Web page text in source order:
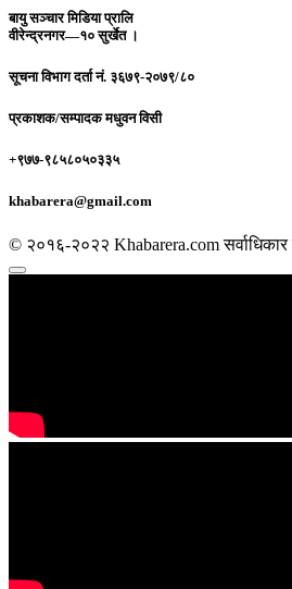
बायु सञ्चार मिडिया प्रालि
वीरेन्द्रनगर—१० सुर्खेत ।
सूचना विभाग दर्ता नं. ३६७९-२०७९/८०
प्रकाशक/सम्पादकमधुवन विसी
+९७७-९८५८०५०३३५
khabarera@gmail.com
© २०१६-२०२२ Khabarera.com सर्वाधिकार